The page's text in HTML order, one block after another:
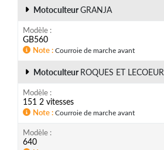
MotoculteurGRANJA
Modèle
GB560
Note Courroie de marche avant
Motoculteur ROQUES ET LECOEUR
Modèle
151 2 vitesses
Note Courroie de marche avant
Modèle
640